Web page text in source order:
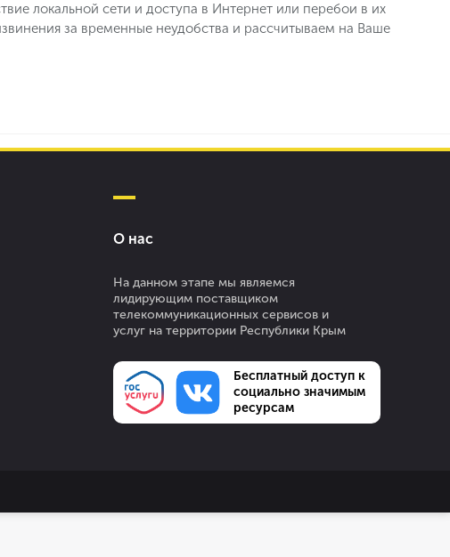
локальной сети и доступа в Интернет или перебои в их
за временные неудобства и рассчитываем на Ваше
О нас
На данном этапе мы являемся
лидирующим поставщиком
телекоммуникационных сервисов и
услуг на территории Республики Крым
Бесплатный доступ к
социально значимым
ресурсам